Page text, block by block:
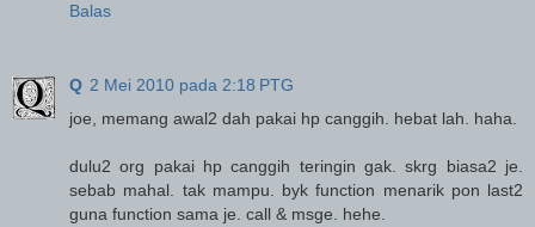
Balas
Q 2 Mei 2010 pada 2:18 PTG
joe, memang awal2 dah pakai hp canggih. hebat lah. haha.
dulu2 org pakai hp canggih teringin gak. skrg biasa2 je.
sebab mahal. tak mampu. byk function menarik pon last2
guna function sama je. call & msge. hehe.